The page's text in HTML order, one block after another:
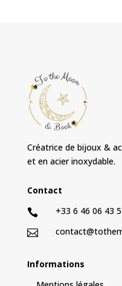
Créatrice de bijoux &
et en acier inoxydable.
Contact
 +33 6 46 06 43

Informations